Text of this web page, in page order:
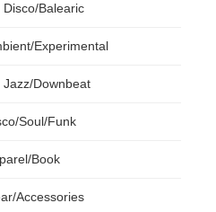
Disco/Balearic
Experimental
Jazz/Downbeat
Soul/Funk
Book
Accessories